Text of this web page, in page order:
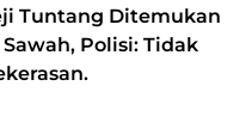
Tuntang Ditemukan
Polisi: Tidak